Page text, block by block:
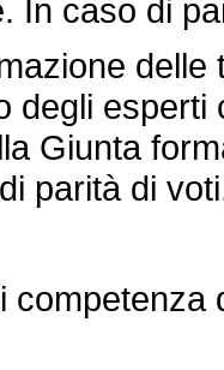
In caso di
delle
degli esperti
Giunta
parità di
competenza